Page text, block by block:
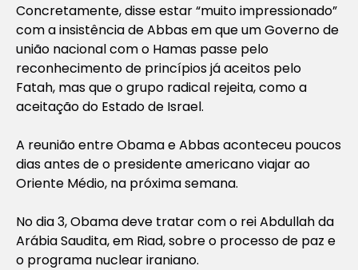
Concretamente, disse estar “muito impressionado”
com a insistência de Abbas em que um Governo de
união nacional com o Hamas passe pelo
reconhecimento de princípios já aceitos pelo
Fatah, mas que o grupo radical rejeita, como a
aceitação do Estado de Israel.
A reunião entre Obama e Abbas aconteceu poucos
dias antes de o presidente americano viajar ao
Oriente Médio, na próxima semana.
No dia 3, Obama deve tratar com o rei Abdullah da
Arábia Saudita, em Riad, sobre o processo de paz e
o programa nuclear iraniano.